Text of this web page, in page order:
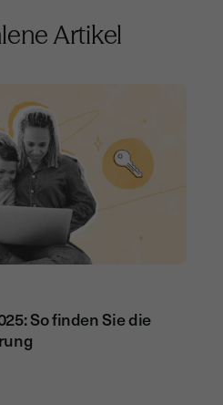
Artikel
So finden Sie die